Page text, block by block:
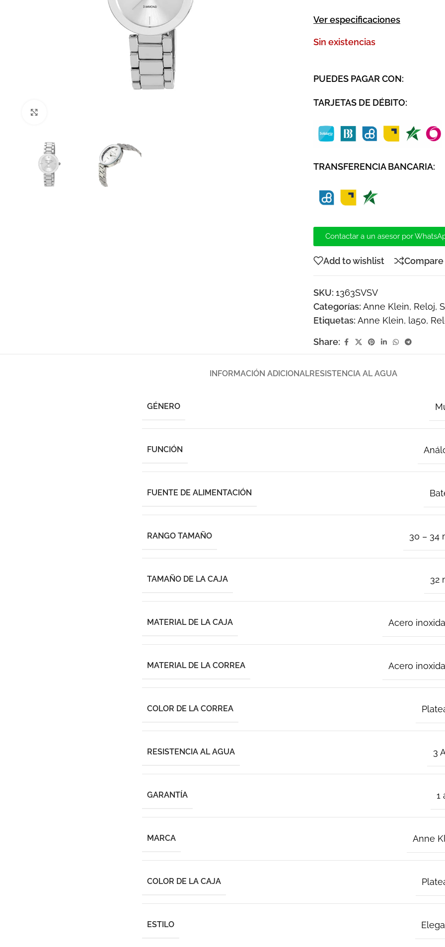
Ver especificaciones
Sin existencias
PUEDES PAGAR CON:
TARJETAS DE DÉBITO:
TRANSFERENCIA BANCARIA:
Contactar a un asesor por
Add to wishlist Compare
SKU: 1363SVSV
Categorías: Anne Klein, Reloj,
Etiquetas: Anne Klein, la50,
Share:
INFORMACIÓN ADICIONALRESISTENCIA AL AGUA
GÉNERO
FUNCIÓN
FUENTE DE ALIMENTACIÓN
RANGO TAMAÑO 30 – 34
TAMAÑO DE LA CAJA 32
MATERIAL DE LA CAJA Acero
MATERIAL DE LA CORREA Acero
COLOR DE LA CORREA
RESISTENCIA AL AGUA 3
GARANTÍA 1
MARCA Anne
COLOR DE LA CAJA
ESTILO